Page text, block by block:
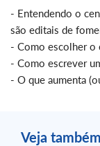
- Entendendo o
são editais de
- Como escolher o
- Como escrever
- O que aumenta
Veja também